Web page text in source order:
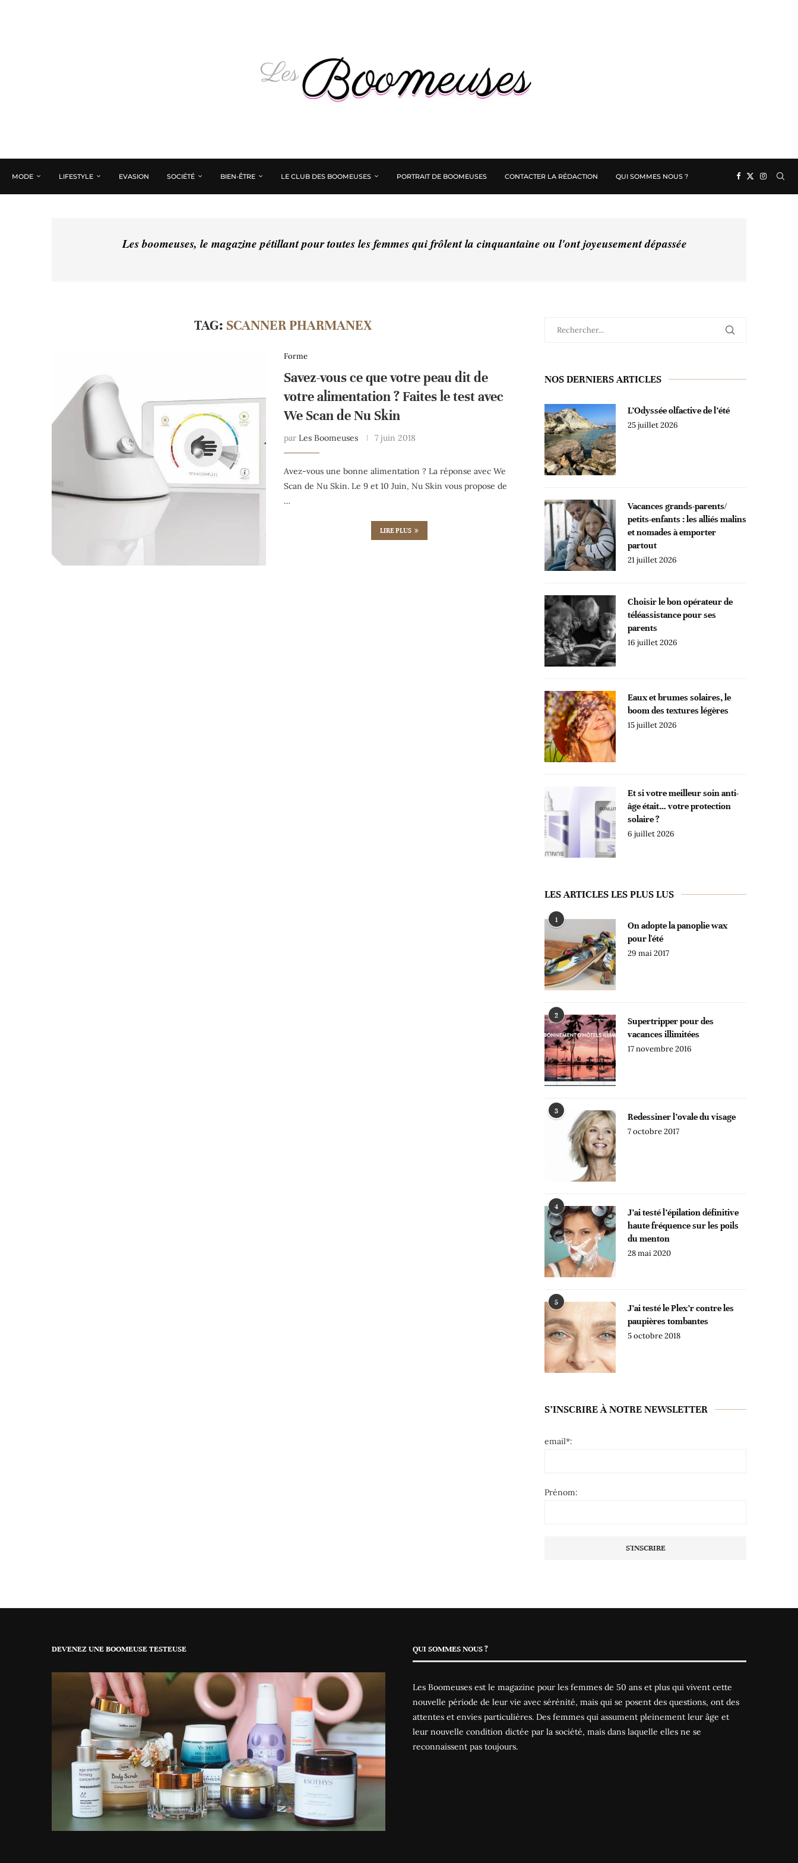
MODE LIFESTYLE EVASION SOCIÉTÉ BIEN-ÊTRE LE CLUB DES BOOMEUSES PORTRAIT DE BOOMEUSES CONTACTER LA RÉDACTION QUI SOMMES NOUS ?
Les boomeuses, le magazine pétillant pour toutes les femmes qui frôlent la cinquantaine ou l'ont joyeusement dépassée
TAG: SCANNER PHARMANEX
Forme
Savez-vous ce que votre peau dit de
votre alimentation ? Faites le test avec
We Scan de Nu Skin
par Les Boomeuses 7 juin 2018
Avez-vous une bonne alimentation ? La réponse avec We
Scan de Nu Skin. Le 9 et 10 Juin, Nu Skin vous propose de
…
LIRE PLUS
NOS DERNIERS ARTICLES
L’Odyssée olfactive de l’été
25 juillet 2026
Vacances grands-parents/
petits-enfants : les alliés malins
et nomades à emporter
partout
21 juillet 2026
Choisir le bon opérateur de
téléassistance pour ses
parents
16 juillet 2026
Eaux et brumes solaires, le
boom des textures légères
15 juillet 2026
Et si votre meilleur soin anti-
âge était… votre protection
solaire ?
6 juillet 2026
LES ARTICLES LES PLUS LUS
1
On adopte la panoplie wax
pour l'été
29 mai 2017
2
Supertripper pour des
vacances illimitées
17 novembre 2016
3
Redessiner l’ovale du visage
7 octobre 2017
4
J’ai testé l’épilation définitive
haute fréquence sur les poils
du menton
28 mai 2020
5
J’ai testé le Plex’r contre les
paupières tombantes
5 octobre 2018
S’INSCRIRE À NOTRE NEWSLETTER
email*:
Prénom:
DEVENEZ UNE BOOMEUSE TESTEUSE QUI SOMMES NOUS ?
Les Boomeuses est le magazine pour les femmes de 50 ans et plus qui vivent cette
nouvelle période de leur vie avec sérénité, mais qui se posent des questions, ont des
attentes et envies particulières. Des femmes qui assument pleinement leur âge et
leur nouvelle condition dictée par la société, mais dans laquelle elles ne se
reconnaissent pas toujours.